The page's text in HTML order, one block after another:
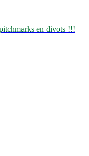
en divots !!!